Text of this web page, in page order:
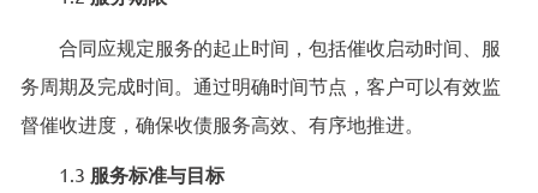
合同应规定服务的起止时间，包括催收启动时间、服
务周期及完成时间。通过明确时间节点，客户可以有效监
督催收进度，确保收债服务高效、有序地推进。
1.3 服务标准与目标